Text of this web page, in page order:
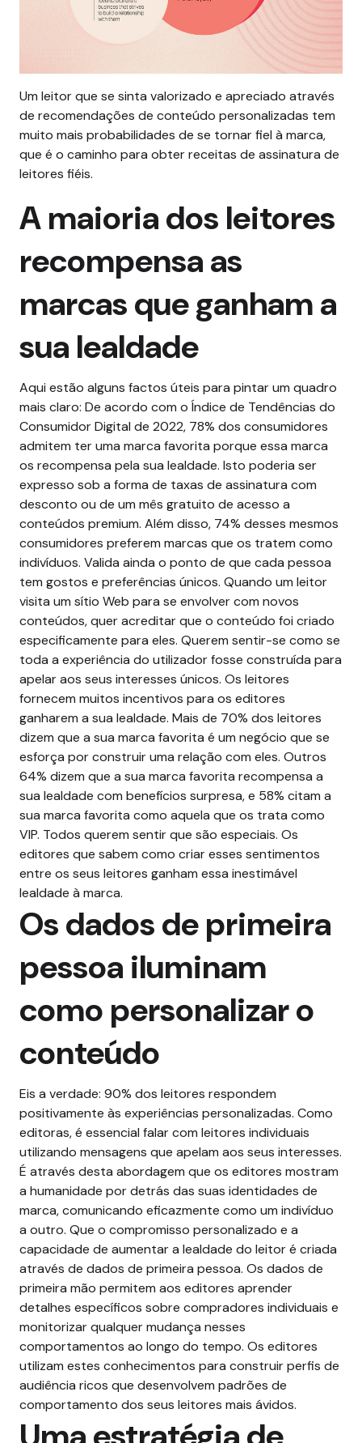
Um leitor que se sinta valorizado e apreciado através
de recomendações de conteúdo personalizadas tem
muito mais probabilidades de se tornar fiel à marca,
que é o caminho para obter receitas de assinatura de
leitores fiéis.
A maioria dos leitores
recompensa as
marcas que ganham a
sua lealdade
Aqui estão alguns factos úteis para pintar um quadro
mais claro: De acordo com o Índice de Tendências do
Consumidor Digital de 2022, 78% dos consumidores
admitem ter uma marca favorita porque essa marca
os recompensa pela sua lealdade. Isto poderia ser
expresso sob a forma de taxas de assinatura com
desconto ou de um mês gratuito de acesso a
conteúdos premium. Além disso, 74% desses mesmos
consumidores preferem marcas que os tratem como
indivíduos. Valida ainda o ponto de que cada pessoa
tem gostos e preferências únicos. Quando um leitor
visita um sítio Web para se envolver com novos
conteúdos, quer acreditar que o conteúdo foi criado
especificamente para eles. Querem sentir-se como se
toda a experiência do utilizador fosse construída para
apelar aos seus interesses únicos. Os leitores
fornecem muitos incentivos para os editores
ganharem a sua lealdade. Mais de 70% dos leitores
dizem que a sua marca favorita é um negócio que se
esforça por construir uma relação com eles. Outros
64% dizem que a sua marca favorita recompensa a
sua lealdade com benefícios surpresa, e 58% citam a
sua marca favorita como aquela que os trata como
VIP. Todos querem sentir que são especiais. Os
editores que sabem como criar esses sentimentos
entre os seus leitores ganham essa inestimável
lealdade à marca.
Os dados de primeira
pessoa iluminam
como personalizar o
conteúdo
Eis a verdade: 90% dos leitores respondem
positivamente às experiências personalizadas. Como
editoras, é essencial falar com leitores individuais
utilizando mensagens que apelam aos seus interesses.
É através desta abordagem que os editores mostram
a humanidade por detrás das suas identidades de
marca, comunicando eficazmente como um indivíduo
a outro. Que o compromisso personalizado e a
capacidade de aumentar a lealdade do leitor é criada
através de dados de primeira pessoa. Os dados de
primeira mão permitem aos editores aprender
detalhes específicos sobre compradores individuais e
monitorizar qualquer mudança nesses
comportamentos ao longo do tempo. Os editores
utilizam estes conhecimentos para construir perfis de
audiência ricos que desenvolvem padrões de
comportamento dos seus leitores mais ávidos.